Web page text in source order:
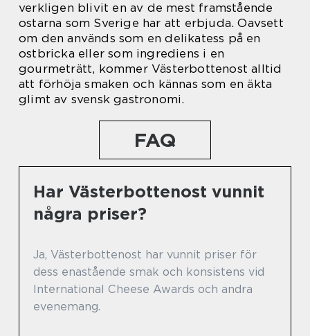
verkligen blivit en av de mest framstående
ostarna som Sverige har att erbjuda. Oavsett
om den används som en delikatess på en
ostbricka eller som ingrediens i en
gourmeträtt, kommer Västerbottenost alltid
att förhöja smaken och kännas som en äkta
glimt av svensk gastronomi.
FAQ
Har Västerbottenost vunnit
några priser?
Ja, Västerbottenost har vunnit priser för
dess enastående smak och konsistens vid
International Cheese Awards och andra
evenemang.